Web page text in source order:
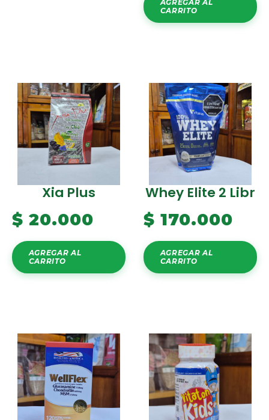
AGREGAR AL
CARRITO
Xia Plus
$ 20.000
AGREGAR AL
CARRITO
Whey Elite 2 Libr
$ 170.000
AGREGAR AL
CARRITO